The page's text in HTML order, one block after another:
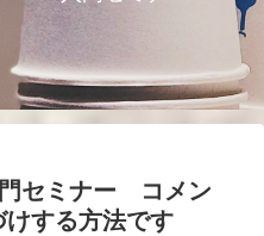
セミナー コメン
けする方法です